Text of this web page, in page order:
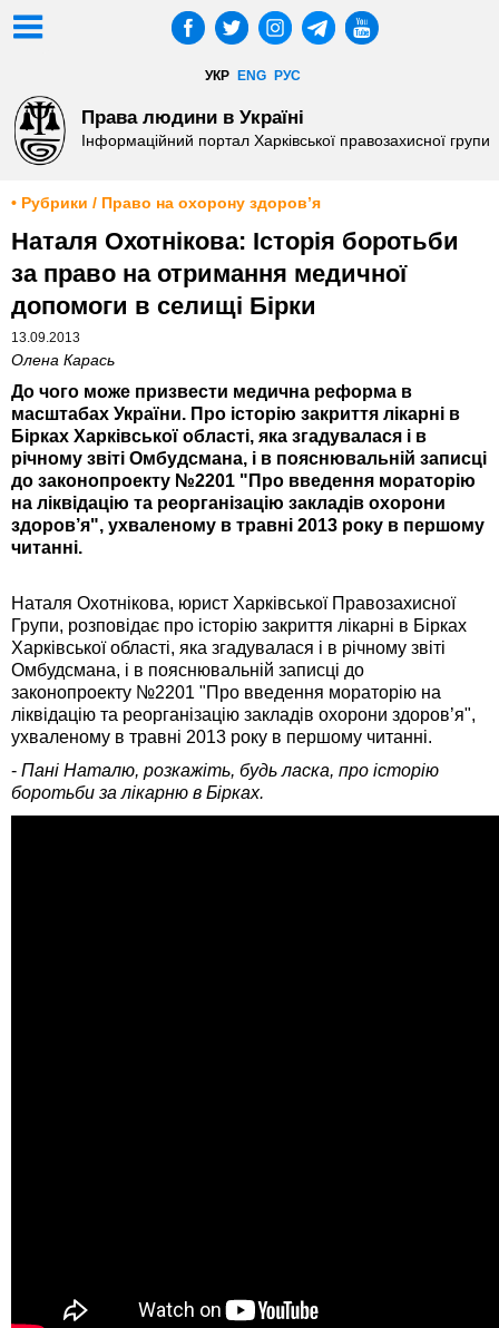
УКР ENG РУС
Права людини в Україні
Інформаційний портал Харківської правозахисної групи
• Рубрики / Право на охорону здоров’я
Наталя Охотнікова: Історія боротьби
за право на отримання медичної
допомоги в селищі Бірки
13.09.2013
Олена Карась
До чого може призвести медична реформа в
масштабах України. Про історію закриття лікарні в
Бірках Харківської області, яка згадувалася і в
річному звіті Омбудсмана, і в пояснювальній записці
до законопроекту №2201 "Про введення мораторію
на ліквідацію та реорганізацію закладів охорони
здоров’я", ухваленому в травні 2013 року в першому
читанні.
Наталя Охотнікова, юрист Харківської Правозахисної
Групи, розповідає про історію закриття лікарні в Бірках
Харківської області, яка згадувалася і в річному звіті
Омбудсмана, і в пояснювальній записці до
законопроекту №2201 "Про введення мораторію на
ліквідацію та реорганізацію закладів охорони здоров’я",
ухваленому в травні 2013 року в першому читанні.
- Пані Наталю, розкажіть, будь ласка, про історію
боротьби за лікарню в Бірках.